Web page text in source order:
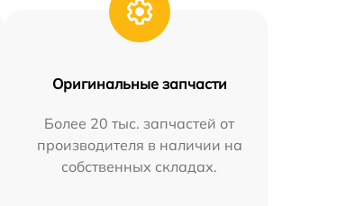
Оригинальные запчасти
Более 20 тыс. запчастей от
производителя в наличии на
собственных складах.